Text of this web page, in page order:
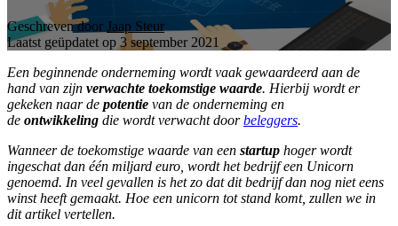
Geschreven door Jaap Steur
Laatst geüpdatet op 3 september 2021
Een beginnende onderneming wordt vaak gewaardeerd aan de
hand van zijn verwachte toekomstige waarde. Hierbij wordt er
gekeken naar de potentie van de onderneming en
de ontwikkeling die wordt verwacht doorbeleggers.
Wanneer de toekomstige waarde van een startup hoger wordt
ingeschat dan één miljard euro, wordt het bedrijf een Unicorn
genoemd. In veel gevallen is het zo dat dit bedrijf dan nog niet eens
winst heeft gemaakt. Hoe een unicorn tot stand komt, zullen we in
dit artikel vertellen.